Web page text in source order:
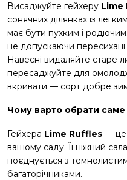
Висаджуйте гейхеру Lime
сонячних ділянках із
має бути пухким і
не допускаючи
Навесні видаляйте старе
пересаджуйте для
вкривати — сорт добре
Чому варто обрати
Гейхера Lime Ruffles — це
вашому саду. Її ніжний
поєднується з
багаторічниками.